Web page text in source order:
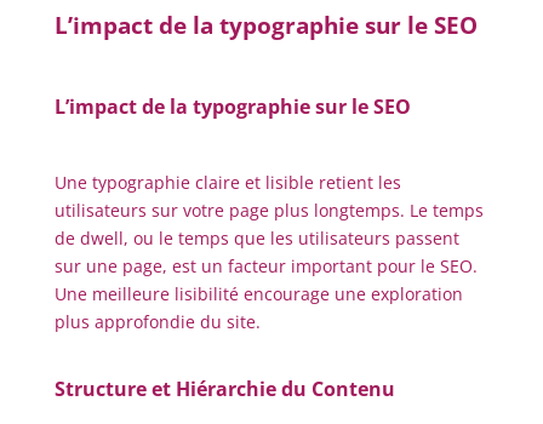
L’impact de la typographie sur le SEO
L’impact de la typographie sur le SEO
Une typographie claire et lisible retient les
utilisateurs sur votre page plus longtemps. Le temps
de dwell, ou le temps que les utilisateurs passent
sur une page, est un facteur important pour le SEO.
Une meilleure lisibilité encourage une exploration
plus approfondie du site.
Structure et Hiérarchie du Contenu